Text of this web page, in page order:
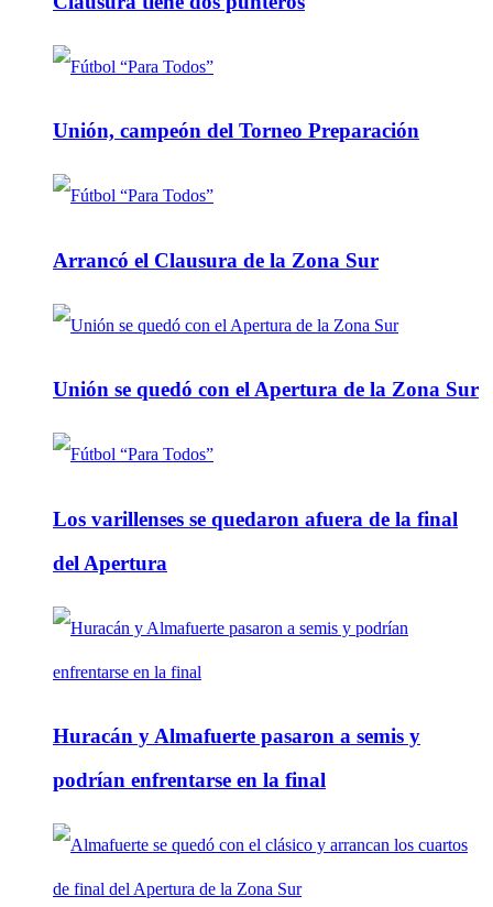
Unión, campeón del Torneo Preparación
Arrancó el Clausura de la Zona Sur
Unión se quedó con el Apertura de la Zona Sur
Los varillenses se quedaron afuera de la final
del Apertura
Huracán y Almafuerte pasaron a semis y
podrían enfrentarse en la final